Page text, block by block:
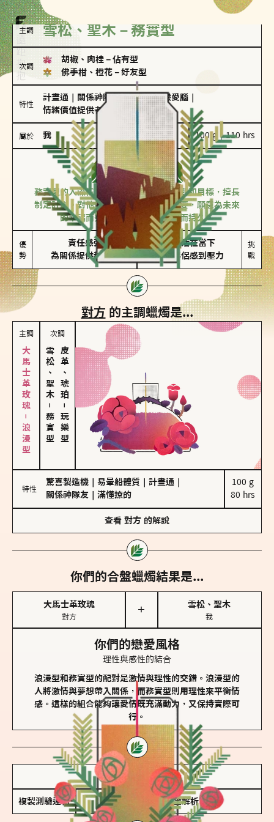
主調 雪松、聖木－務實型
次調
胡椒、肉桂 － 佔有型
佛手柑、橙花 － 好友型
特性
計畫通 關係神隊友 愛吃醋｜戀愛腦
情緒價值提供者
屬於 我 100 g｜110 hrs
務實型
雪松、聖木
務實型的人深信愛情立基於共同的價值觀和目標，擅長
制定計劃。對他們來說，感情穩定最重要，願意為未來
的幸福而努力，讓愛情變得踏實而持久。
優
勢
責任感強
為關係提供穩定度
較難活在當下
易讓伴侶感到壓力
挑
戰
對方 的主調蠟燭是...
主調
大馬士革玫瑰－浪漫型
次調
雪松、聖木
－
務實型
皮革、琥珀
－
玩樂型
特性
驚喜製造機 易暈船體質 計畫通
關係神隊友
滿懂撩的
100 g
80 hrs
查看 對方 的解說
你們的合盤蠟燭結果是...
大馬士革玫瑰
對方
＋
雪松、聖木
我
你們的戀愛風格
理性與感性的結合
浪漫型和務實型的配對是激情與理性的交錯。浪漫型的
人將激情與夢想帶入關係，而務實型則用理性來平衡情
感。這樣的組合能夠讓愛情既充滿動力，又保持實際可
行。
儲存我的結果圖
複製測驗連結 查看香氛類型全解析 >>>